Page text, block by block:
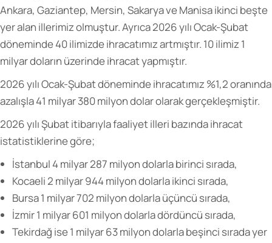
Ankara, Gaziantep, Mersin, Sakarya ve Manisa ikinci beşte
yer alan illerimiz olmuştur. Ayrıca 2026 yılı Ocak-Şubat
döneminde 40 ilimizde ihracatımız artmıştır. 10 ilimiz 1
milyar doların üzerinde ihracat yapmıştır.
2026 yılı Ocak-Şubat döneminde ihracatımız %1,2 oranında
azalışla 41 milyar 380 milyon dolar olarak gerçekleşmiştir.
2026 yılı Şubat itibarıyla faaliyet illeri bazında ihracat
istatistiklerine göre;
İstanbul 4 milyar 287 milyon dolarla birinci sırada,
Kocaeli 2 milyar 944 milyon dolarla ikinci sırada,
Bursa 1 milyar 702 milyon dolarla üçüncü sırada,
İzmir 1 milyar 601 milyon dolarla dördüncü sırada,
Tekirdağ ise 1 milyar 63 milyon dolarla beşinci sırada yer